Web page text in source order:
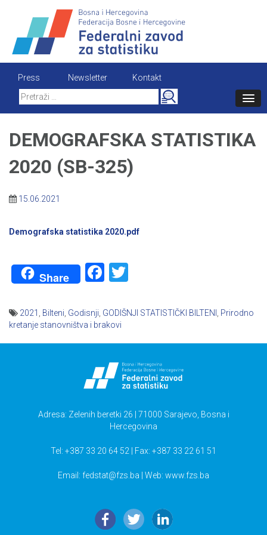
content
Press Newsletter
Kontakt
Search
for:
DEMOGRAFSKA STATISTIKA
2020 (SB-325)
15.06.2021
Demografska statistika 2020.pdf
Share Facebook
2021 Bilteni Godisnji GODIŠNJI STATISTIČKI BILTENI
Prirodno
kretanje stanovništva i brakovi
Adresa: Zelenih beretki 26 | 71000 Sarajevo, Bosna i
Hercegovina
Tel: +387 33 20 64 52 | Fax: +387 33 22 61 51
Email: fedstat@fzs.ba | Web: www.fzs.ba